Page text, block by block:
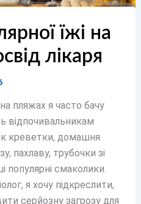
їжі на
лікаря
пляжах я часто бачу
відпочивальникам
як креветки, домашня
пахлаву, трубочки зі
популярні смаколики.
я хочу підкреслити,
серйозну загрозу для